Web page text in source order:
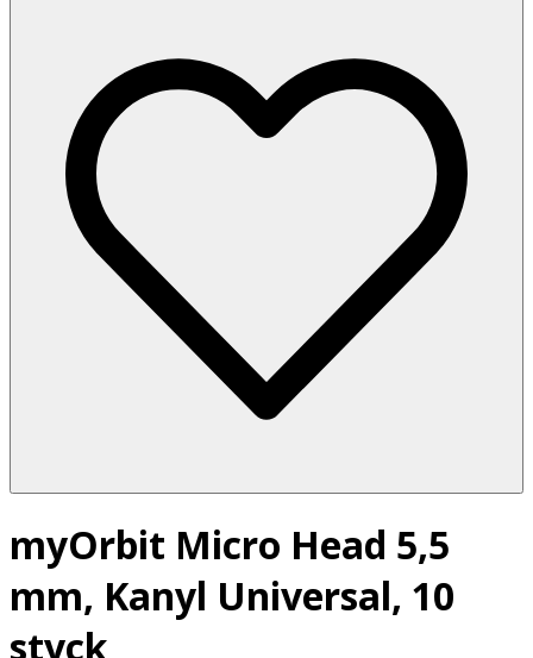
myOrbit Micro Head 5,5
mm, Kanyl Universal, 10
styck